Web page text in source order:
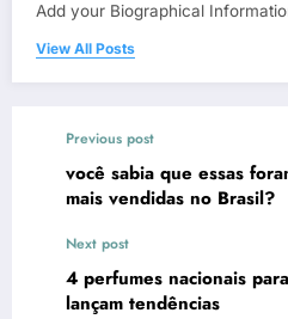
Add your Biographical
View All Posts
Previous post
você sabia que essas
mais vendidas no Brasil?
Next post
4 perfumes nacionais
lançam tendências